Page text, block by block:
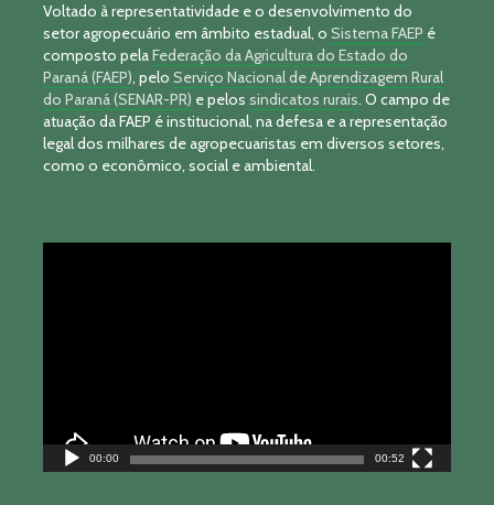
Voltado à representatividade e o desenvolvimento do
setor agropecuário em âmbito estadual, o Sistema FAEP é
composto pelaFederação da Agricultura do Estado do
Paraná (FAEP), pelo Serviço Nacional de Aprendizagem Rural
do Paraná (SENAR-PR) e pelos sindicatos rurais. O campo de
atuação da FAEP é institucional, na defesa e a representação
legal dos milhares de agropecuaristas em diversos setores,
como o econômico, social e ambiental.
00:00 00:52